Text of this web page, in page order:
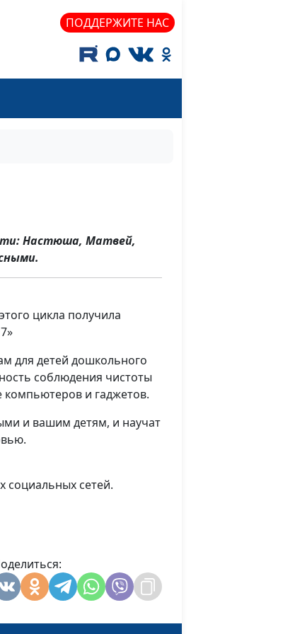
ПОДДЕРЖИТЕ НАС
Настюша, Матвей,
цикла получила
для детей дошкольного
соблюдения чистоты
и гаджетов.
и вашим детям, и научат
социальных сетей.